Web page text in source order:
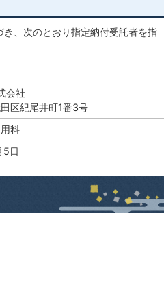
、次のとおり指定納付受託者を指
会社
区紀尾井町1番3号
料
5日